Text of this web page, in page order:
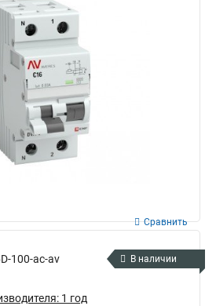
100-ac-av
Сравнить
В наличии
1 год